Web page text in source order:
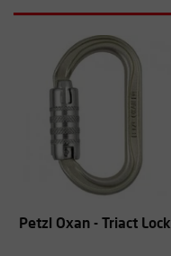
Petzl Oxan - Triact Lock